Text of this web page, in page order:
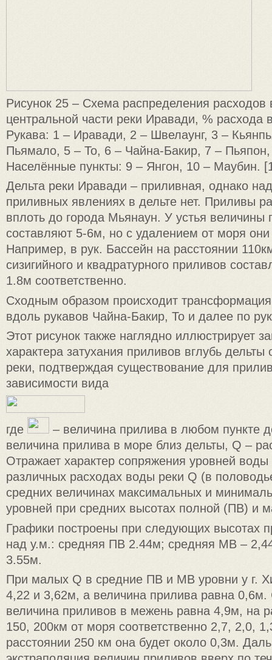
Рисунок 25 – Схема распределения расходов
центральной части реки Иравади, % расхода
Рукава: 1 – Иравади, 2 – Швелаунг, 3 –
Пьямало, 5 – То, 6 – Чайна-Бакир, 7 – Пьяпон,
Населённые пункты: 9 – Янгон, 10 – Маубин.
Дельта реки Иравади – приливная, однако
приливных явлениях в дельте нет. Приливы
вплоть до города Мьянаун. У устья величины
составляют 5-6м, но с удалением от моря они
Например, в рук. Бассейн на расстоянии
сизигийного и квадратурного приливов
1.8м соответственно.
Сходным образом происходит
вдоль рукавов Чайна-Бакир, То и далее по
Этот рисунок также наглядно иллюстрирует
характера затухания приливов вглубь
реки, подтверждая существование для
зависимости вида
где
– величина прилива в любом пункте
величина прилива в море близ дельты, Q –
Отражает характер сопряжения уровней
различных расходах воды реки Q (в
средних величинах максимальных и
уровней при средних высотах полной (ПВ) и
Графики построены при следующих высотах
над у.м.: средняя ПВ 2.44м; средняя МВ –
3.55м.
При малых Q в средние ПВ и МВ уровни у г.
4,22 и 3,62м, а величина прилива равна 0,6м.
величина приливов в межень равна 4,9м, на
150, 200км от моря соответственно 2,7, 2,0,
расстоянии 250 км она будет около 0,3м.